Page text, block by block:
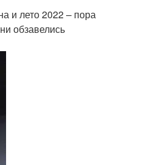
и лето 2022 – пора
обзавелись